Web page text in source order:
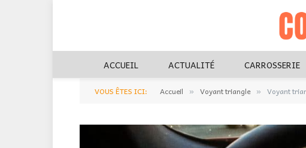
ACCUEIL ACTUALITÉ CARROSSERIE
VOUS ÊTES ICI: Accueil » Voyant triangle » Voyant